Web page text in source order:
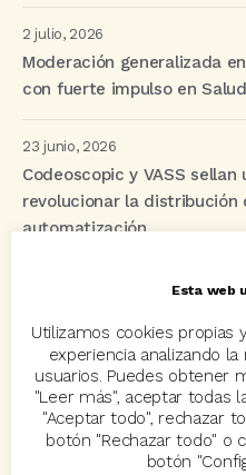
2 julio, 2026
Moderación generalizada
con fuerte impulso en Salud
23 junio, 2026
Codeoscopic y VASS
revolucionar la distribución
automatización
acuerdo Acuerdos
Avant2 Avant2 Sales
Codeoscopic
Esta web
Utilizamos cookies
experiencia analizando
usuarios. Puedes obtener
"Leer más", aceptar todas
"Aceptar todo", rechazar
botón "Rechazar todo" o
botón